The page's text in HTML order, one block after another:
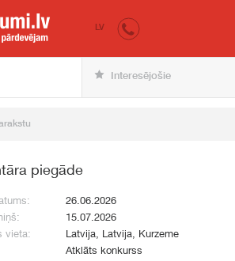
iepirkumi.lv
LV
Interesējošie
piegāde
26.06.2026
15.07.2026
vieta:
Latvija, Latvija, Kurzeme
Atklāts konkurss